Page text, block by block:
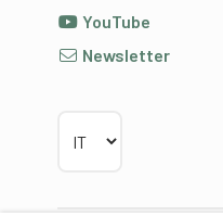
YouTube
Newsletter